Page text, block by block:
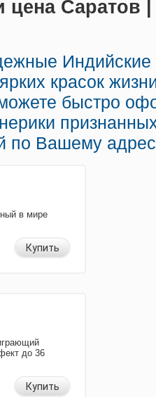
цена Саратов
Индийские
красок
быстро
по Вашему
в мире
Купить
до 36
Купить